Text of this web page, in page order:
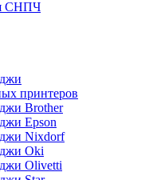
СНПЧ
принтеров
Brother
Epson
Nixdorf
Oki
Olivetti